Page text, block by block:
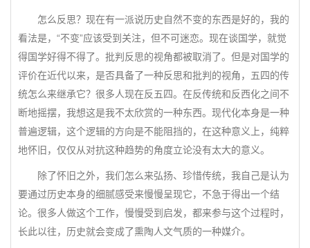
怎么反思？现在有一派说历史自然不变的东西是好的，我的
看法是，“不变”应该受到关注，但不可迷恋。现在谈国学，就觉
得国学好得不得了。批判反思的视角都被取消了。但是对国学的
评价在近代以来，是否具备了一种反思和批判的视角，五四的传
统怎么来继承它？很多人现在反五四。在反传统和反西化之间不
断地摇摆，我想这是我不太欣赏的一种东西。现代化本身是一种
普遍逻辑，这个逻辑的方向是不能阻挡的，在这种意义上，纯粹
地怀旧，仅仅从对抗这种趋势的角度立论没有太大的意义。
除了怀旧之外，我们怎么来弘扬、珍惜传统，我自己是认为
要通过历史本身的细腻感受来慢慢呈现它，不急于得出一个结
论。很多人做这个工作，慢慢受到启发，都来参与这个过程时，
长此以往，历史就会变成了熏陶人文气质的一种媒介。